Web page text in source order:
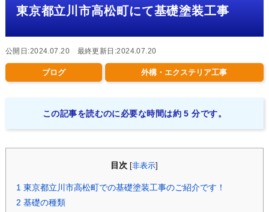
東京都立川市高松町にて基礎塗装工事
公開日:2024.07.20 最終更新日:2024.07.20
ブログ 外構・エクステリア工事
この記事を読むのに必要な時間は約 5 分です。
目次 [非表示
1東京都立川市高松町での基礎塗装工事のご紹介です！
2 基礎の種類